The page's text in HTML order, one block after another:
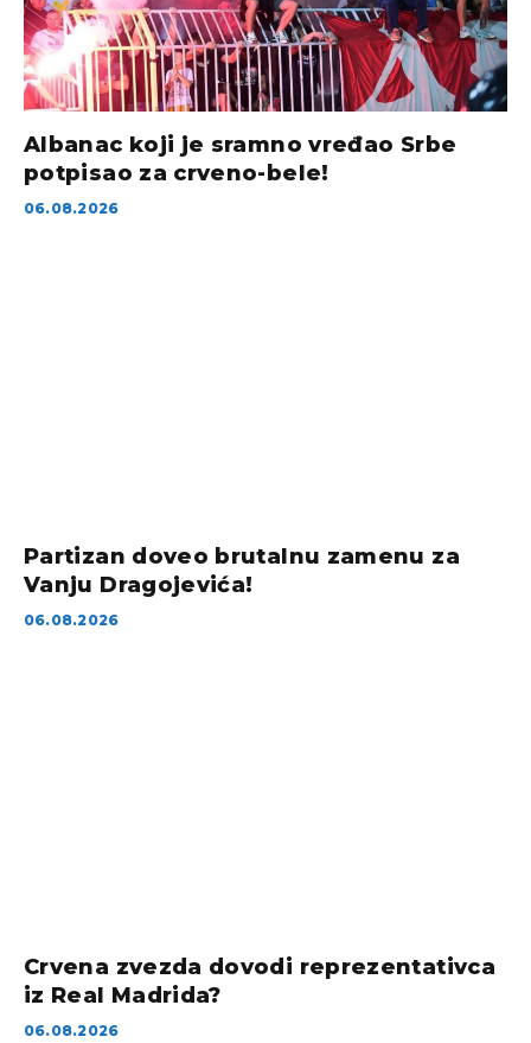
Albanac koji je sramno vređao Srbe
potpisao za crveno-bele!
06.08.2026
Partizan doveo brutalnu zamenu za
Vanju Dragojevića!
06.08.2026
Crvena zvezda dovodi reprezentativca
iz Real Madrida?
06.08.2026